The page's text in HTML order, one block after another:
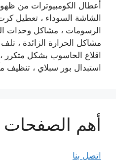
أعطال الكومبيوترات من
الشاشة السوداء ، تعطيل
الرسومات ، مشاكل وحدات
مشاكل الحرارة الزائدة ،
اقلاع الحاسوب بشكل متكرر
استبدال بور سبلاي ، تنظيف
أهم الصفحات
اتصل بنا